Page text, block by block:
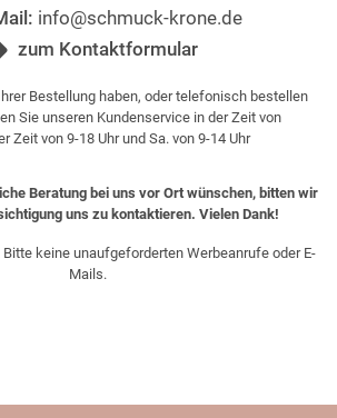
info@schmuck-krone.de
zum Kontaktformular
Bestellung haben, oder telefonisch bestellen
Sie unseren Kundenservice in der Zeit von
Zeit von 9-18 Uhr und Sa. von 9-14 Uhr
Beratung bei uns vor Ort wünschen, bitten wir
uns zu kontaktieren. Vielen Dank!
keine unaufgeforderten Werbeanrufe oder E-
Mails.